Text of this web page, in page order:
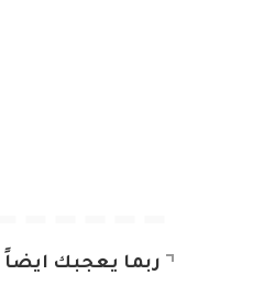
ربما يعجبك ايضاً